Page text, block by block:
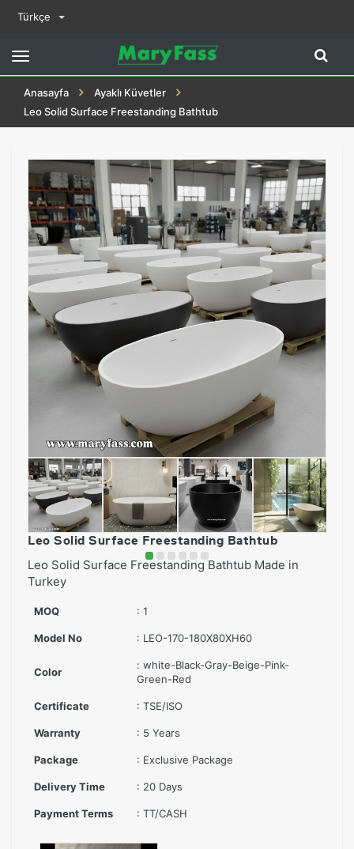
Türkçe
Toggle
Anasayfa
Ayaklı Küvetler
Leo Solid Surface Freestanding Bathtub
Leo Solid Surface Freestanding Bathtub
Leo Solid Surface Freestanding Bathtub Made in
Turkey
MOQ : 1
Model No : LEO-170-180X80XH60
Color
: white-Black-Gray-Beige-Pink-
Green-Red
Certificate : TSE/ISO
Warranty : 5 Years
Package : Exclusive Package
Delivery Time : 20 Days
Payment Terms : TT/CASH